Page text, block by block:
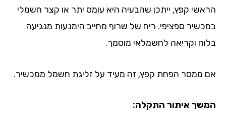
קפץ, ייתכן שהבעיה היא עומס יתר או קצר חשמלי
ספציפי. ריח של שרוף מחייב הימנעות מנגיעה
וקריאה לחשמלאי מוסמך.
ממסר הפחת קפץ, זה מעיד על זליגת חשמל ממכשיר.
איתור התקלה: